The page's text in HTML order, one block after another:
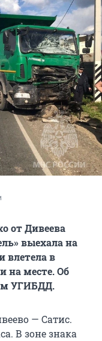
от Дивеева
выехала на
влетела в
на месте. Об
УГИБДД.
— Сатис.
В зоне знака